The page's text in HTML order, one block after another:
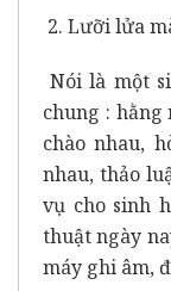
2. Lưỡi lửa
Nói là một
chung :
chào nhau,
nhau, thảo
vụ cho sinh
thuật ngày
máy ghi âm,